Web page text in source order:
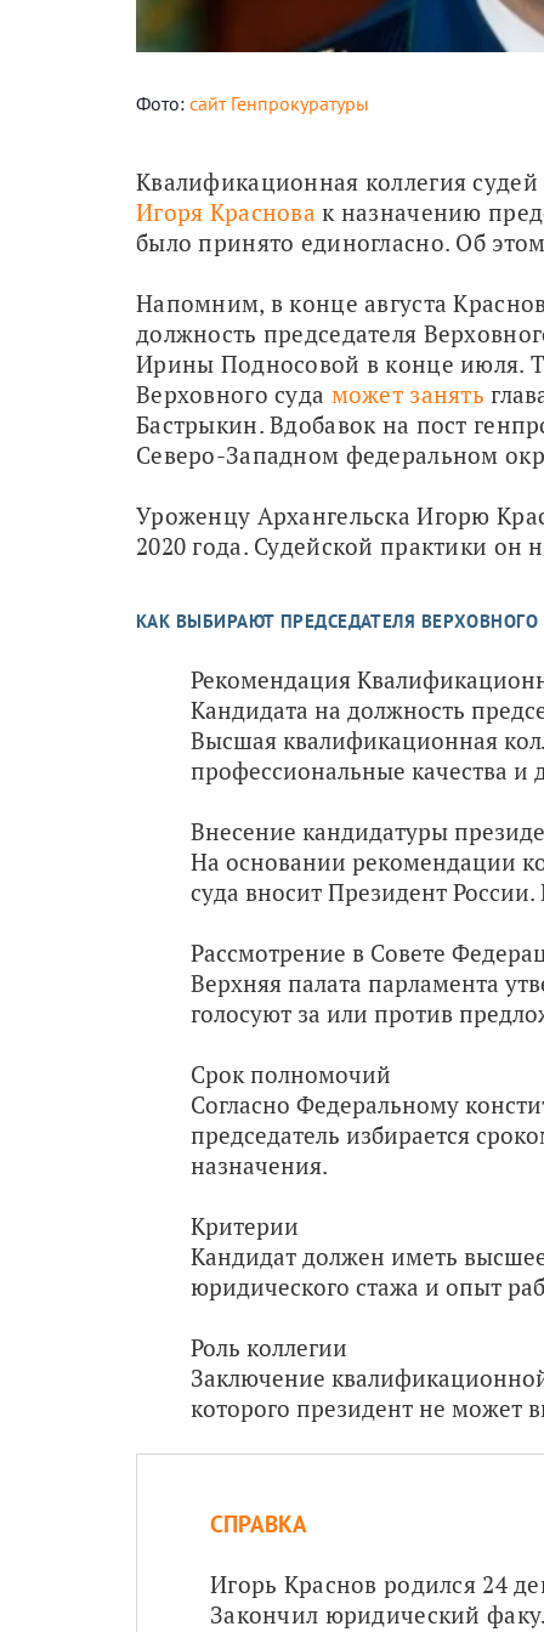
Фото: сайт Генпрокуратуры
Квалификационная коллегия
Игоря Краснова к назначению
было принято единогласно. Об
Напомним, в конце августа
должность председателя
Ирины Подносовой в конце июля.
Верховного суда может занять
Бастрыкин. Вдобавок на пост
Северо-Западном федеральном
Уроженцу Архангельска Игорю
2020 года. Судейской практики он
КАК ВЫБИРАЮТ ПРЕДСЕДАТЕЛЯ
Рекомендация
Кандидата на должность
Высшая квалификационная
профессиональные качества и
Внесение кандидатуры
На основании рекомендации
суда вносит Президент
Рассмотрение в Совете
Верхняя палата парламента
голосуют за или против
Срок полномочий
Согласно Федеральному
председатель избирается
назначения.
Критерии
Кандидат должен иметь
юридического стажа и опыт
Роль коллегии
Заключение
которого президент не может
СПРАВКА
Игорь Краснов родился 24
Закончил юридический